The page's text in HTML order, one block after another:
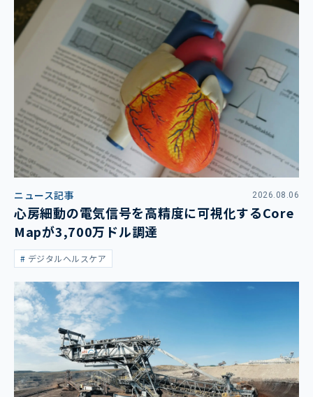
ニュース記事 2026.08.06
心房細動の電気信号を高精度に可視化するCore
Mapが3,700万ドル調達
デジタルヘルスケア